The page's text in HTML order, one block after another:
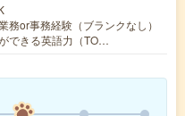
or事務経験（ブランクなし）
できる英語力（TO…